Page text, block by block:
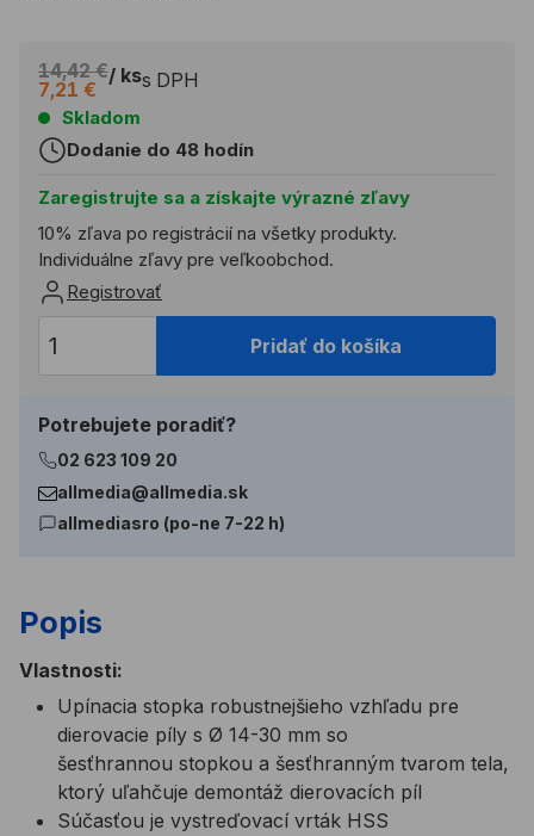
14,42 €
7,21 €
/ kss DPH
Skladom
Dodanie do 48 hodín
Zaregistrujte sa a získajte výrazné zľavy
10% zľava po registrácií na všetky produkty.
Individuálne zľavy pre veľkoobchod.
Registrovať
Pridať do košíka
Potrebujete poradiť?
02 623 109 20
allmedia@allmedia.sk
allmediasro (po-ne 7-22 h)
Popis
Vlastnosti:
Upínacia stopka robustnejšieho vzhľadu pre
dierovacie píly s Ø 14-30 mm so
šesťhrannou stopkou a šesťhranným tvarom tela,
ktorý uľahčuje demontáž dierovacích píl
Súčasťou je vystreďovací vrták HSS